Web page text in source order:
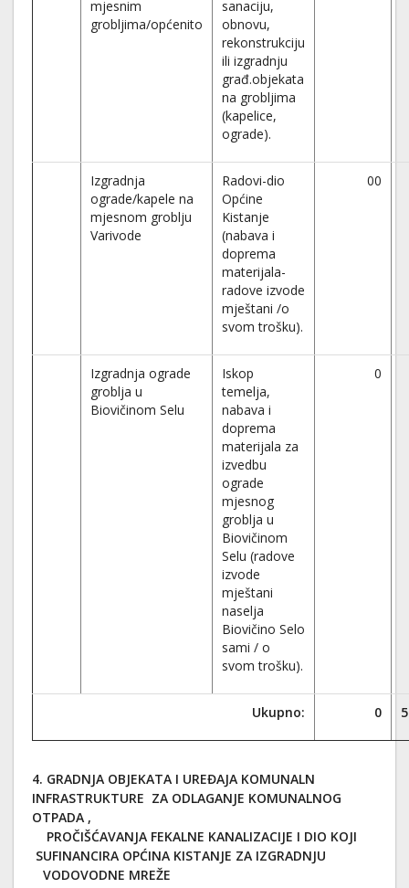
mjesnim
grobljima/općenito
sanaciju,
obnovu,
rekonstrukciju
ili izgradnju
građ.objekata
na grobljima
(kapelice,
ograde).
Izgradnja
ograde/kapele na
mjesnom groblju
Varivode
Radovi-dio
Općine
Kistanje
(nabava i
doprema
materijala-
radove izvode
mještani /o
svom trošku).
00
Izgradnja ograde
groblja u
Biovičinom Selu
Iskop
temelja,
nabava i
doprema
materijala za
izvedbu
ograde
mjesnog
groblja u
Biovičinom
Selu (radove
izvode
mještani
naselja
Biovičino Selo
sami / o
svom trošku).
0
Ukupno: 0
4. GRADNJA OBJEKATA I UREĐAJA KOMUNALN
INFRASTRUKTURE ZA ODLAGANJE KOMUNALNOG
OTPADA ,
PROČIŠĆAVANJA FEKALNE KANALIZACIJE I DIO KOJI
SUFINANCIRA OPĆINA KISTANJE ZA IZGRADNJU
VODOVODNE MREŽE